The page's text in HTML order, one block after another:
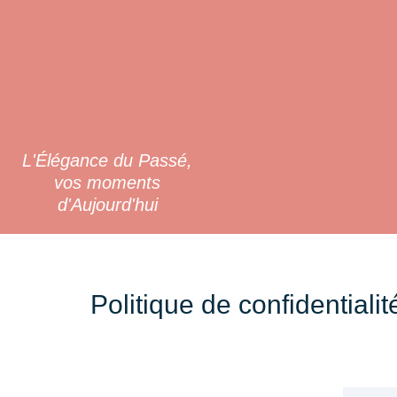
L'Élégance du Passé,
vos moments
d'Aujourd'hui
Politique de